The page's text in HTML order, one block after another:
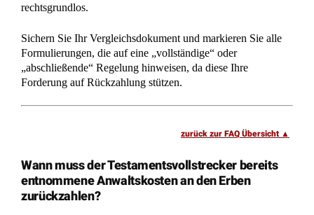
rechtsgrundlos.
Sichern Sie Ihr Vergleichsdokument und markieren Sie alle
Formulierungen, die auf eine „vollständige“ oder
„abschließende“ Regelung hinweisen, da diese Ihre
Forderung auf Rückzahlung stützen.
zurück zur FAQ Übersicht
Wann muss der Testamentsvollstrecker bereits
entnommene Anwaltskosten an den Erben
zurückzahlen?